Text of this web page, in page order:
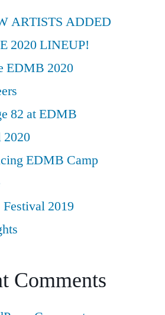
ARTISTS ADDED
2020 LINEUP!
EDMB 2020
82 at EDMB
2020
EDMB Camp
2019
Comments